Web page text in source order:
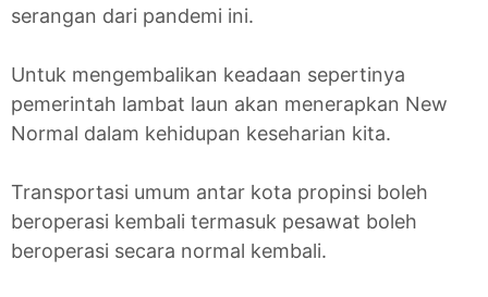
serangan dari pandemi ini.
Untuk mengembalikan keadaan sepertinya
pemerintah lambat laun akan menerapkan New
Normal dalam kehidupan keseharian kita.
Transportasi umum antar kota propinsi boleh
beroperasi kembali termasuk pesawat boleh
beroperasi secara normal kembali.